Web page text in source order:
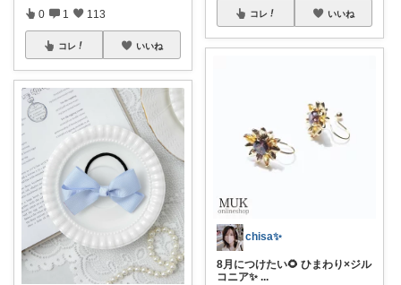
0 1 113
コレ いいね
コレ いいね
chisa✨
8月につけたい🌻 ひまわり×ジル
コニア✨ ...